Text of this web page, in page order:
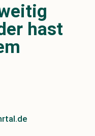
hast